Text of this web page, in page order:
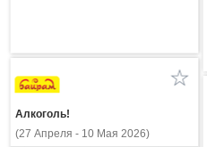
Алкоголь!
(27 Апреля - 10 Мая 2026)